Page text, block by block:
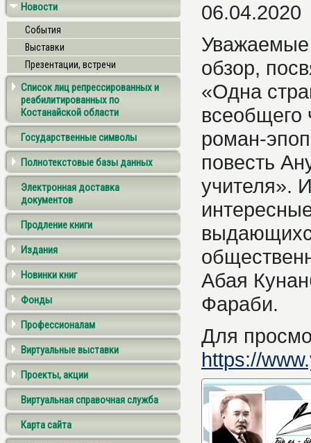
Новости
События
Выставки
Презентации, встречи
Список лиц репрессированных и
реабилитированных по
Костанайской области
Государственные символы
Полнотекстовые базы данных
Электронная доставка
документов
Продление книги
Издания
Новинки книг
Фонды
Профессионалам
Виртуальные выставки
Проекты, акции
Виртуальная справочная служба
Карта сайта
06.04.2020
Уважаемые
обзор,
«Одна
всеобщего
роман-
повесть
учителя».
Абая
Фараби.
Для
https://